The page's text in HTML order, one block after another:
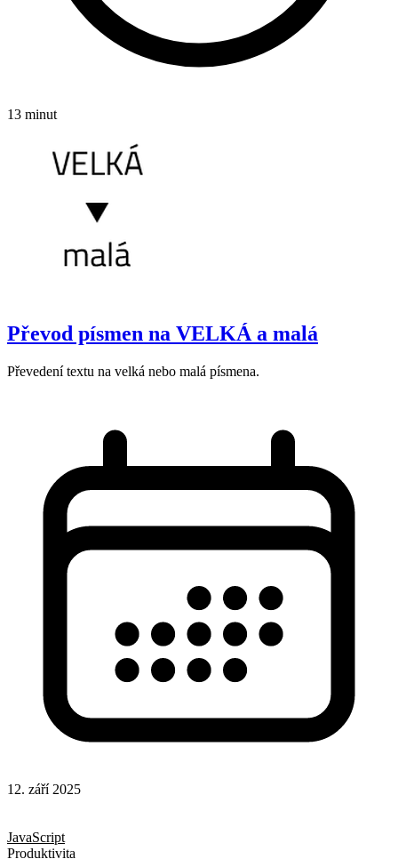
13 minut
Převod písmen na VELKÁ a malá
Převedení textu na velká nebo malá písmena.
12. září 2025
JavaScript
Produktivita